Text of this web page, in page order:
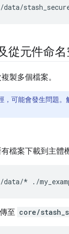
從元件命
製多個檔案。
，可能會發生問題。
檔案下載到主體
至 core/